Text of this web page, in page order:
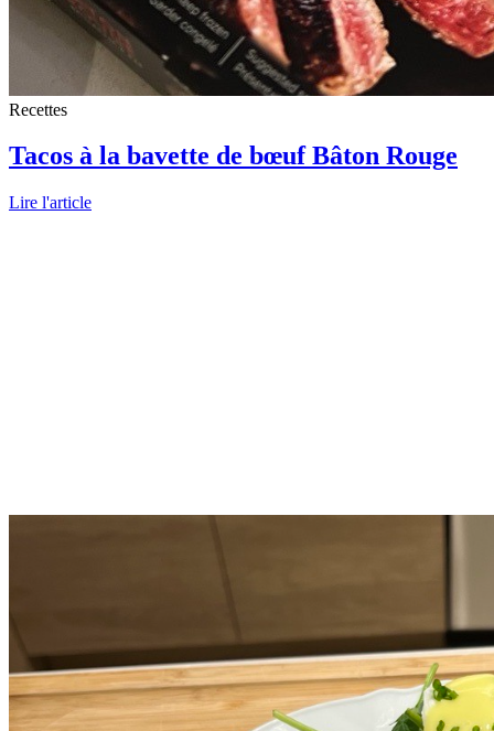
Recettes
Tacos à la bavette de bœuf Bâton Rouge
Lire l'article